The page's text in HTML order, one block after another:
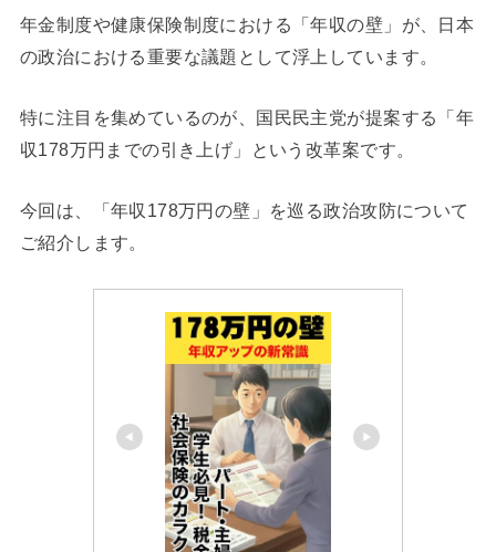
年金制度や健康保険制度における「年収の壁」が、日本
の政治における重要な議題として浮上しています。
特に注目を集めているのが、国民民主党が提案する「年
収178万円までの引き上げ」という改革案です。
今回は、「年収178万円の壁」を巡る政治攻防について
ご紹介します。